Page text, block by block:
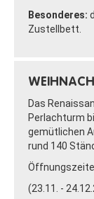
Besonderes:
Zustellbett.
Das
Perlachturm
gemütlichen
rund 140
(23.11. -